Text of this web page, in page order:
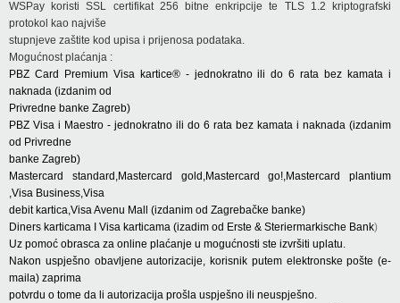
WSPay koristi SSL certifikat 256 bitne enkripcije te TLS 1.2 kriptografski
protokol kao najviše
stupnjeve zaštite kod upisa i prijenosa podataka.
Mogućnost plaćanja :
PBZ Card Premium Visa kartice® - jednokratno ili do 6 rata bez kamata i
naknada (izdanim od
Privredne banke Zagreb)
PBZ Visa i Maestro - jednokratno ili do 6 rata bez kamata i naknada (izdanim
od Privredne
banke Zagreb)
Mastercard standard,Mastercard gold,Mastercard go!,Mastercard plantium
,Visa Business,Visa
debit kartica,Visa Avenu Mall (izdanim od Zagrebačke banke)
Diners karticama I Visa karticama (izadim od Erste & Steriermarkische Bank)
Uz pomoć obrasca za online plaćanje u mogućnosti ste izvršiti uplatu.
Nakon uspješno obavljene autorizacije, korisnik putem elektronske pošte (e-
maila) zaprima
potvrdu o tome da li autorizacija prošla uspješno ili neuspješno.